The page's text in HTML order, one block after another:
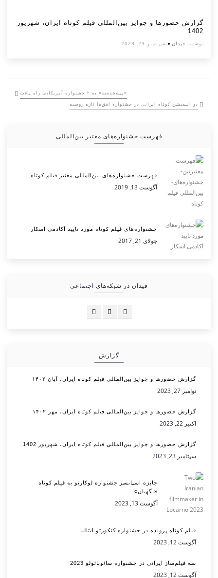
گزارش حضورها و جوایز بین‌المللی فیلم کوتاه ایران، شهریور
1402
نوشته: فیدان سپتامبر 23, 2023
«پیشخدمت» به ۲ جشنواره آمریکایی راه یافت
دو انیمیشن کوتاه ایرانی در جشنواره افق‌ها تازه روسیه
فهرست جشنواره‌های معتبر بین‌المللی
فهرست جشنواره‌های بین‌المللی معتبر فیلم کوتاه
آگوست 13, 2019
جشنواره‌های فیلم کوتاه مورد تایید آکادمی اسکار
جولای 21, 2017
فیدان در شبکه‌های اجتماعی
گزارش
گزارش حضورها و جوایز بین‌المللی فیلم کوتاه ایران، آبان ۱۴۰۲
نوامبر 27, 2023
گزارش حضورها و جوایز بین‌المللی فیلم کوتاه ایران، مهر ۱۴۰۲
اکتبر 22, 2023
گزارش حضورها و جوایز بین‌المللی فیلم کوتاه ایران، شهریور 1402
سپتامبر 23, 2023
جایزه اسپانسر جشنواره لوکارنو به فیلم کوتاه
«نگهبان»
آگوست 13, 2023
فیلم کوتاه پرونده در جشنواره کنکورتو ایتالیا
آگوست 12, 2023
سه فیلم‌ساز ایرانی در جشنواره سائوپائولو 2023
آگوست 12, 2023